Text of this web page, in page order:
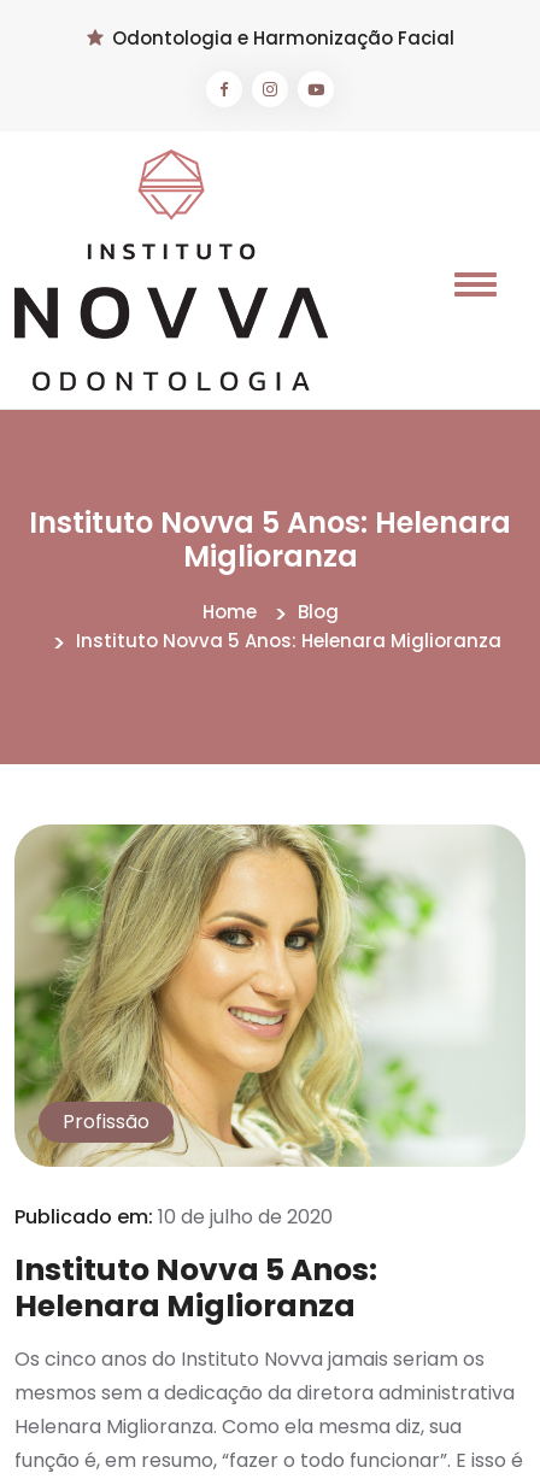
Odontologia e Harmonização Facial
Instituto Novva 5 Anos: Helenara
Miglioranza
Home
Blog
Instituto Novva 5 Anos: Helenara Miglioranza
Profissão
Publicado em: 10 de julho de 2020
Instituto Novva 5 Anos:
Helenara Miglioranza
Os cinco anos do Instituto Novva jamais seriam os
mesmos sem a dedicação da diretora administrativa
Helenara Miglioranza. Como ela mesma diz, sua
função é, em resumo, “fazer o todo funcionar”. E isso é